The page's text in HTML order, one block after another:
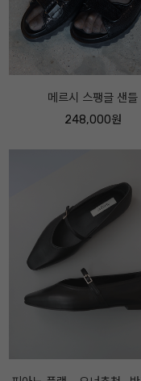
다이브 메쉬 메리제인 플랫
추천- 젠지무드 일상 발렛
218,000원